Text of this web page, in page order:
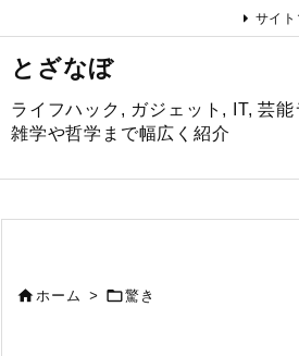
とざなぼ
ライフハック, ガジェット, IT, 芸
雑学や哲学まで幅広く紹介
サイ
ホーム > 驚き